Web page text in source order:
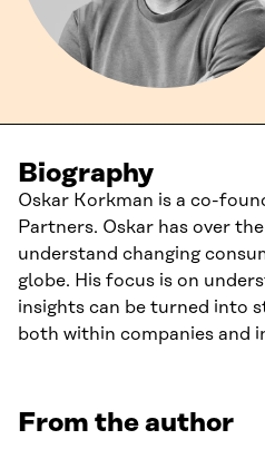
Biography
Oskar Korkman is a co-
Partners. Oskar has over
understand changing
globe. His focus is on
insights can be turned into
both within companies and
From the author